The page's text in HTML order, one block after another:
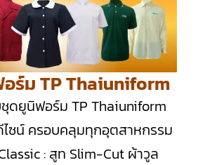
ร์ม TP Thaiuniform
ดยูนิฟอร์ม TP Thaiuniform
ซน์ ครอบคลุมทุกอุตสาหกรรม
: สูท Slim-Cut ผ้าวูล